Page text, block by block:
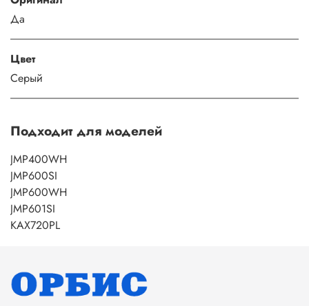
Да
Цвет
Серый
Подходит для моделей
JMP400WH
JMP600SI
JMP600WH
JMP601SI
KAX720PL